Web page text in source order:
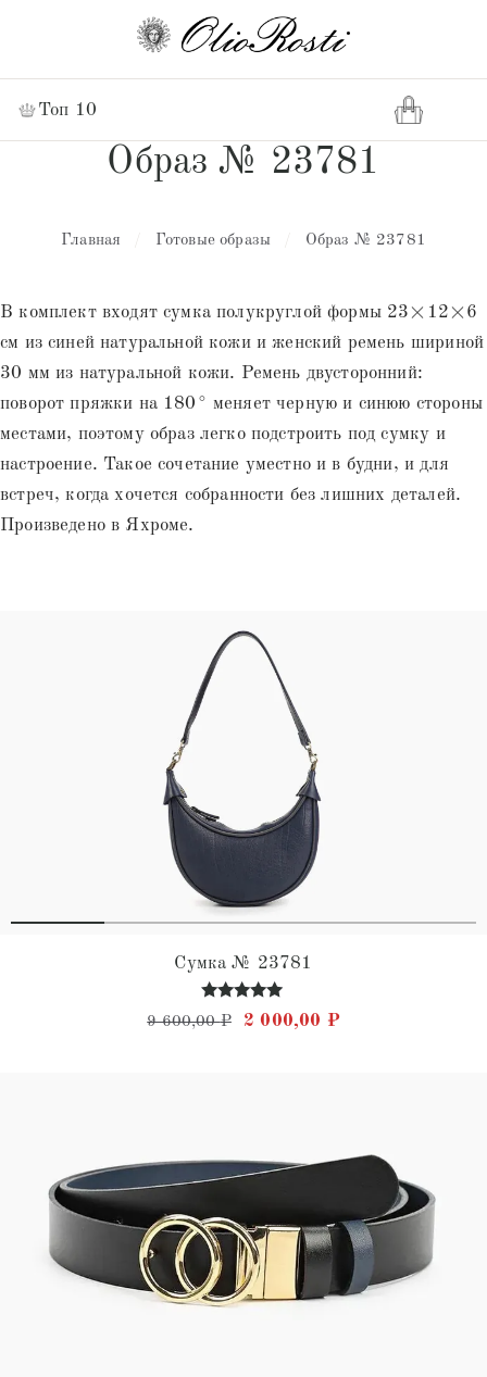
Топ 10
Образ № 23781
Главная Готовые образы Образ № 23781
В комплект входят сумка полукруглой формы 23×12×6
см из синей натуральной кожи и женский ремень шириной
30 мм из натуральной кожи. Ремень двусторонний:
поворот пряжки на 180° меняет черную и синюю стороны
местами, поэтому образ легко подстроить под сумку и
настроение. Такое сочетание уместно и в будни, и для
встреч, когда хочется собранности без лишних деталей.
Произведено в Яхроме.
Сумка № 23781
Оценка
5.00
9 600,00₽ Первоначальная цена
2 000,00 ₽Текущая цена: